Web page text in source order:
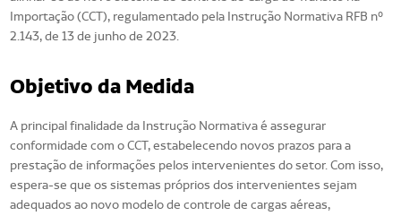
Importação (CCT), regulamentado pela Instrução Normativa RFB nº
2.143, de 13 de junho de 2023.
Objetivo da Medida
A principal finalidade da Instrução Normativa é assegurar
conformidade com o CCT, estabelecendo novos prazos para a
prestação de informações pelos intervenientes do setor. Com isso,
espera-se que os sistemas próprios dos intervenientes sejam
adequados ao novo modelo de controle de cargas aéreas,